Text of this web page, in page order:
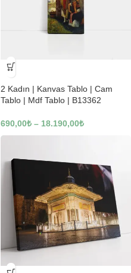
-23%
2 Kadın | Kanvas Tablo | Cam
Tablo | Mdf Tablo | B13362
690,00₺ – 18.190,00₺